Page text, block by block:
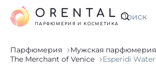
Искать
ORENTAL
ПАРФЮМЕРИЯ И КОСМЕТИКА
Парфюмерия
Мужская парфюмерия
The Merchant of Venice
Esperidi Water